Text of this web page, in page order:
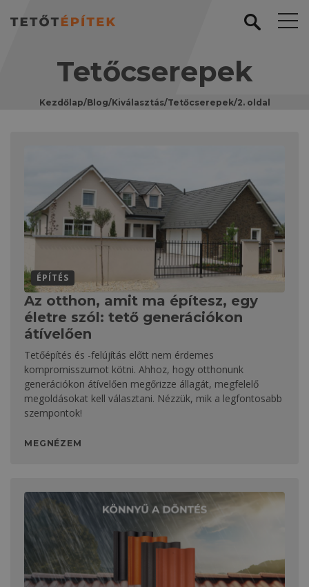
Tetőcserepek
Kezdőlap/Blog/Kiválasztás/Tetőcserepek/2. oldal
ÉPÍTÉS
Az otthon, amit ma építesz, egy
életre szól: tető generációkon
átívelően
Tetőépítés és -felújítás előtt nem érdemes
kompromisszumot kötni. Ahhoz, hogy otthonunk
generációkon átívelően megőrizze állagát, megfelelő
megoldásokat kell választani. Nézzük, mik a legfontosabb
szempontok!
MEGNÉZEM